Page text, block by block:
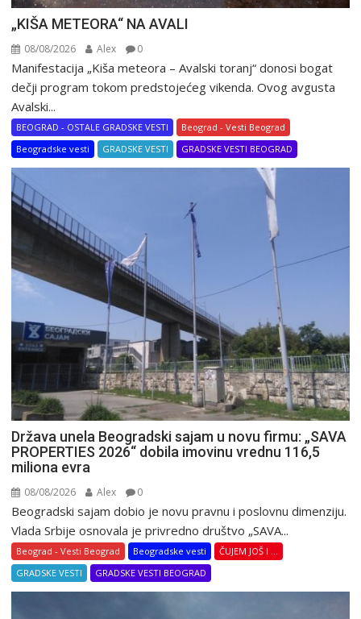
„KIŠA METEORA“ NA AVALI
08/08/2026 Alex 0
Manifestacija „Kiša meteora – Avalski toranj“ donosi bogat
dečji program tokom predstojećeg vikenda. Ovog avgusta
Avalski...
BEOGRAD - OSTALE GRADSKE VESTI
Beograd - Vesti Beograd
Beogradske vesti
GRADSKE VESTI GRADSKE VESTI BEOGRAD
Država unela Beogradski sajam u novu firmu: „SAVA
PROPERTIES 2026“ dobila imovinu vrednu 116,5
miliona evra
08/08/2026 Alex 0
Beogradski sajam dobio je novu pravnu i poslovnu dimenziju.
Vlada Srbije osnovala je privredno društvo „SAVA...
Beograd - Vesti Beograd Beogradske vesti
ČUJEM JOŠ I ...
GRADSKE VESTI
GRADSKE VESTI BEOGRAD